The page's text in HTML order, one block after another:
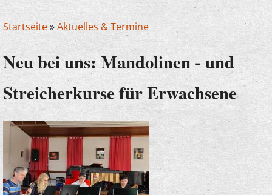
Startseite»Aktuelles & Termine
Neu bei uns: Mandolinen - und
Streicherkurse für Erwachsene